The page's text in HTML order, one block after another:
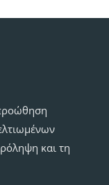
και τη